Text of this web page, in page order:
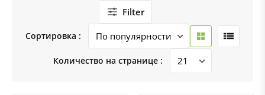
Filter
Сортировка :
Количество на странице :